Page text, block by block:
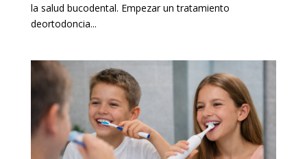
la salud bucodental. Empezar un tratamiento
deortodoncia...